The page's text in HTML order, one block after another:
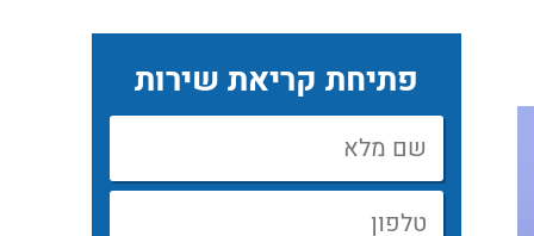
פתיחת קריאת שירות